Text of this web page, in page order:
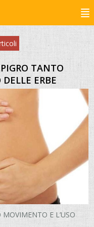
TANTO
ERBE
E L’USO